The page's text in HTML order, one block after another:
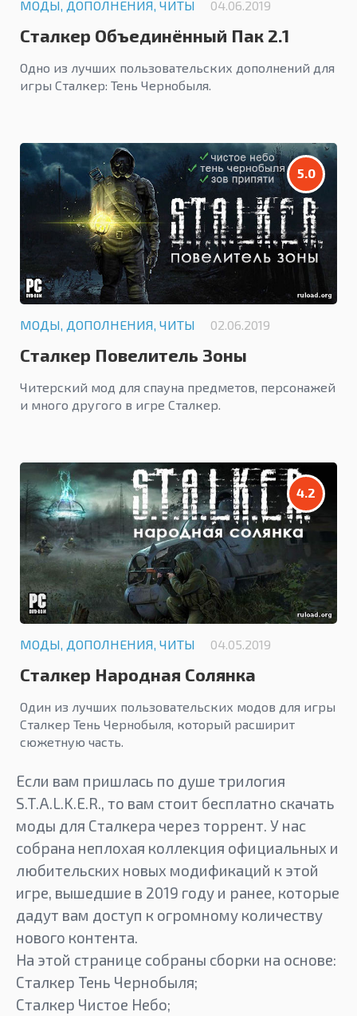
МОДЫ, ДОПОЛНЕНИЯ, ЧИТЫ 04.06.2019
Сталкер Объединённый Пак 2.1
Одно из лучших пользовательских дополнений для
игры Сталкер: Тень Чернобыля.
5.0
МОДЫ, ДОПОЛНЕНИЯ, ЧИТЫ 02.06.2019
Сталкер Повелитель Зоны
Читерский мод для спауна предметов, персонажей
и много другого в игре Сталкер.
4.2
МОДЫ, ДОПОЛНЕНИЯ, ЧИТЫ 04.05.2019
Сталкер Народная Солянка
Один из лучших пользовательских модов для игры
Сталкер Тень Чернобыля, который расширит
сюжетную часть.
Если вам пришлась по душе трилогия
S.T.A.L.K.E.R., то вам стоит бесплатно скачать
моды для Сталкера через торрент. У нас
собрана неплохая коллекция официальных и
любительских новых модификаций к этой
игре, вышедшие в 2019 году и ранее, которые
дадут вам доступ к огромному количеству
нового контента.
На этой странице собраны сборки на основе:
Сталкер Тень Чернобыля;
Сталкер Чистое Небо;